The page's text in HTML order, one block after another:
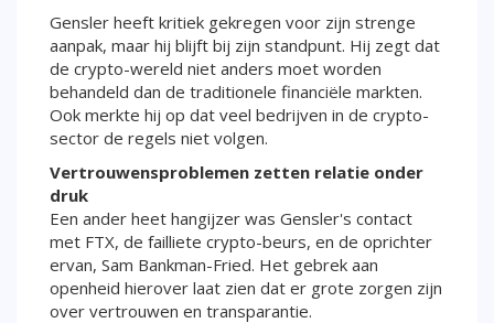
Gensler heeft kritiek gekregen voor zijn strenge
aanpak, maar hij blijft bij zijn standpunt. Hij zegt dat
de crypto-wereld niet anders moet worden
behandeld dan de traditionele financiële markten.
Ook merkte hij op dat veel bedrijven in de crypto-
sector de regels niet volgen.
Vertrouwensproblemen zetten relatie onder
druk
Een ander heet hangijzer was Gensler's contact
met FTX, de failliete crypto-beurs, en de oprichter
ervan, Sam Bankman-Fried. Het gebrek aan
openheid hierover laat zien dat er grote zorgen zijn
over vertrouwen en transparantie.